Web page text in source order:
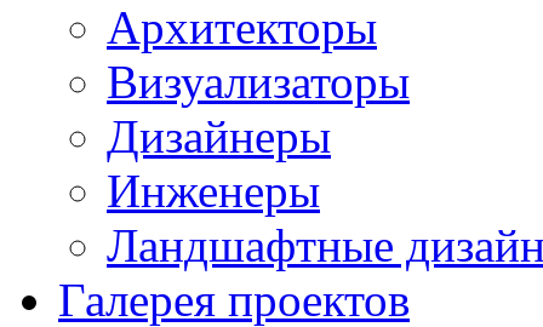
Архитекторы
Визуализаторы
Дизайнеры
Инженеры
Ландшафтные
Галерея проектов